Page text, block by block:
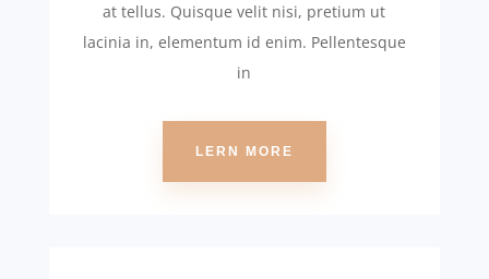
at tellus. Quisque velit nisi, pretium ut
lacinia in, elementum id enim. Pellentesque
in
LERN MORE